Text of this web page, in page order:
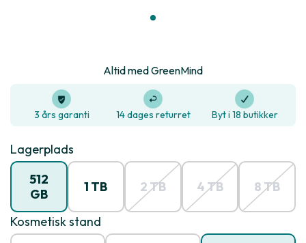
Altid med GreenMind
3 års garanti 14 dages returret Byt i 18 butikker
Lagerplads
512
GB
1 TB 2 TB 4 TB 8 TB
Kosmetisk stand